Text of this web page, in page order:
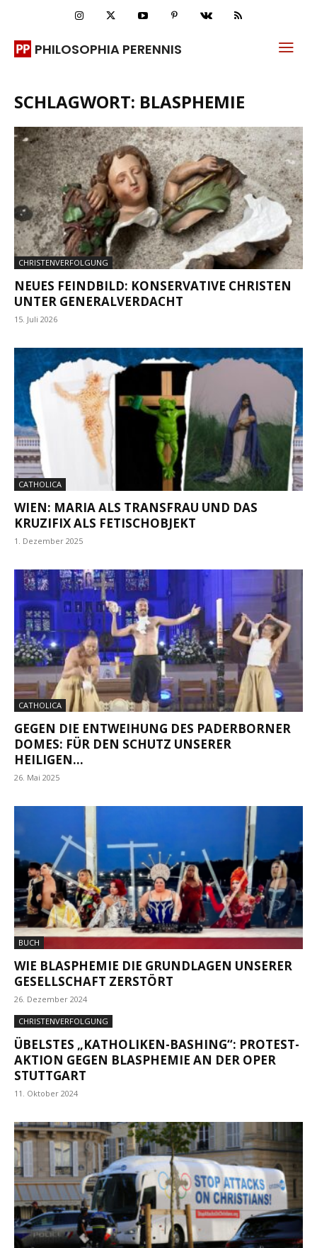
PHILOSOPHIA PERENNIS
SCHLAGWORT: BLASPHEMIE
CHRISTENVERFOLGUNG
NEUES FEINDBILD: KONSERVATIVE CHRISTEN
UNTER GENERALVERDACHT
15. Juli 2026
CATHOLICA
WIEN: MARIA ALS TRANSFRAU UND DAS
KRUZIFIX ALS FETISCHOBJEKT
1. Dezember 2025
CATHOLICA
GEGEN DIE ENTWEIHUNG DES PADERBORNER
DOMES: FÜR DEN SCHUTZ UNSERER
HEILIGEN...
26. Mai 2025
BUCH
WIE BLASPHEMIE DIE GRUNDLAGEN UNSERER
GESELLSCHAFT ZERSTÖRT
26. Dezember 2024
CHRISTENVERFOLGUNG
ÜBELSTES „KATHOLIKEN-BASHING“: PROTEST-
AKTION GEGEN BLASPHEMIE AN DER OPER
STUTTGART
11. Oktober 2024